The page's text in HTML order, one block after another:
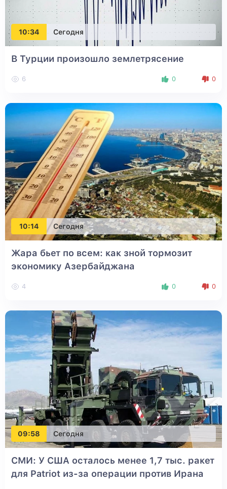
10:34 Сегодня
В Турции произошло землетрясение
6 0 0
10:14 Сегодня
Жара бьет по всем: как зной тормозит
экономику Азербайджана
4 0 0
09:58 Сегодня
СМИ: У США осталось менее 1,7 тыс. ракет
для Patriot из-за операции против Ирана